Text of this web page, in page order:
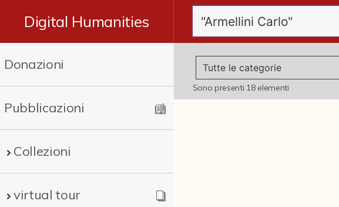
Digital Humanities
Donazioni
Pubblicazioni
Collezioni
virtual tour
Sono presenti 18elementi